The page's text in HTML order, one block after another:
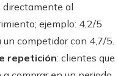
al
ejemplo: 4,2/5
competidor con 4,7/5.
repetición: clientes que